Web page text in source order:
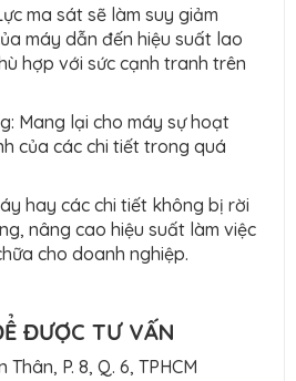
ma sát sẽ làm suy giảm
máy dẫn đến hiệu suất lao
hợp với sức cạnh tranh trên
Mang lại cho máy sự hoạt
của các chi tiết trong quá
hay các chi tiết không bị rời
nâng cao hiệu suất làm việc
cho doanh nghiệp.
ĐƯỢC TƯ VẤN
P. 8, Q. 6, TPHCM